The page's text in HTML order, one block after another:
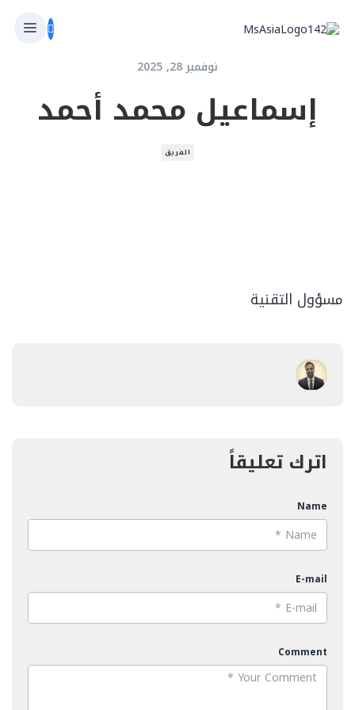
نوفمبر 28, 2025
إسماعيل محمد أحمد
الفريق
مسؤول التقنية
اترك تعليقاً
Name
E-mail
Comment